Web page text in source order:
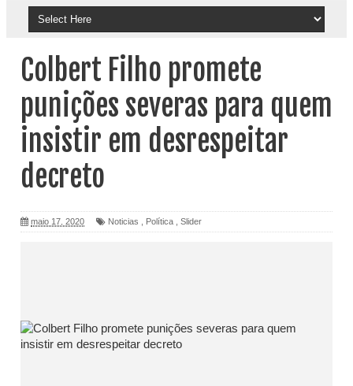
Colbert Filho promete
punições severas para quem
insistir em desrespeitar
decreto
maio 17, 2020 Noticias Política Slider